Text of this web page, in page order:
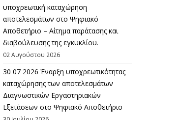
υποχρεωτική καταχώρηση
αποτελεσμάτων στο Ψηφιακό
Αποθετήριο – Αίτημα παράτασης και
διαβούλευσης της εγκυκλίου.
02 Αυγούστου 2026
30 07 2026 Έναρξη υποχρεωτικότητας
καταχώρησης των αποτελεσμάτων
Διαγνωστικών Εργαστηριακών
Εξετάσεων στο Ψηφιακό Αποθετήριο